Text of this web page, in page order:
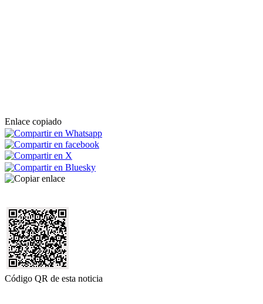
Enlace copiado
Código QR de esta noticia